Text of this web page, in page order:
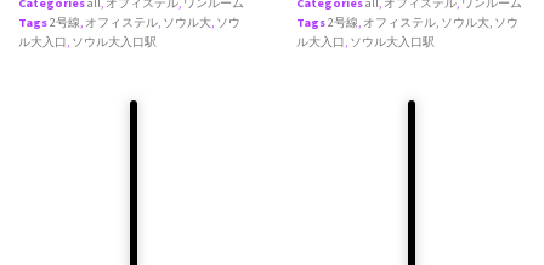
Tags2号線, オフィステル, ソウル大, ソウ
ル大入口, ソウル大入口駅
Tags2号線, オフィステル, ソウル大, ソウ
ル大入口, ソウル大入口駅